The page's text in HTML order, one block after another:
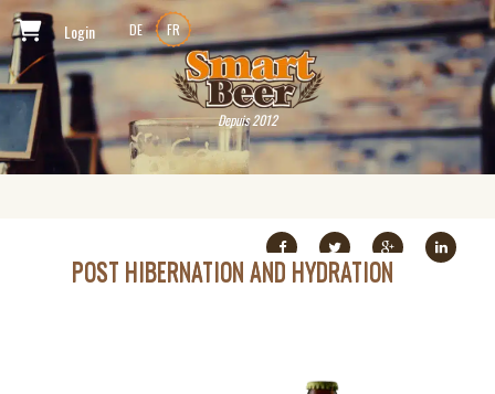
Login DE FR
Depuis 2012
POST HIBERNATION AND HYDRATION